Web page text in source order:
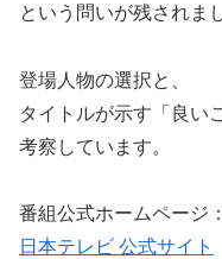
という問いが残されま
登場人物の選択と、
タイトルが示す「良い
考察しています。
番組公式ホームページ：
日本テレビ 公式サイト